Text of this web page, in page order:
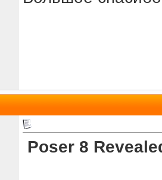
Poser 8